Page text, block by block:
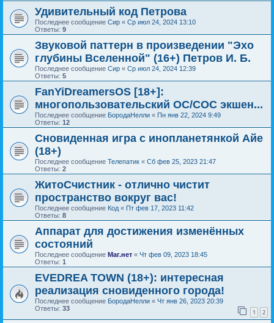
Удивительный код Петрова
Последнее сообщение Сир « Ср июл 24, 2024 13:10
Ответы: 9
Звуковой паттерн в произведении "Эхо
глубины Вселенной" (16+) Петров И. Б.
Последнее сообщение Сир « Ср июл 24, 2024 12:39
Ответы: 5
FanYiDreamersOS [18+]:
многопользовательский ОС/СОС экшен...
Последнее сообщение БородаНелли « Пн янв 22, 2024 9:49
Ответы: 12
Сновиденная игра с инопланетянкой Айе
(18+)
Последнее сообщение Телепатик « Сб фев 25, 2023 21:47
Ответы: 2
ЖитоСчистник - отлично чистит
пространство вокруг вас!
Последнее сообщение Код « Пт фев 17, 2023 11:42
Ответы: 8
Аппарат для достижения изменённых
состояний
Последнее сообщение Маг.нет « Чт фев 09, 2023 18:45
Ответы: 1
EVEDREA TOWN (18+): интересная
реализация сновиденного города!
Последнее сообщение БородаНелли « Чт янв 26, 2023 20:39
Ответы: 33 1 2